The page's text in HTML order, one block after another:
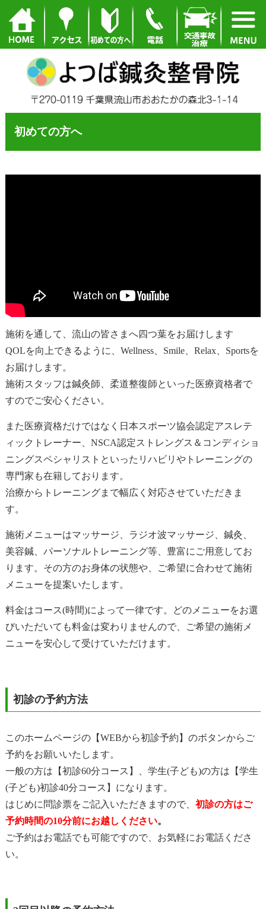
初めての方へ
施術を通して、流山の皆さまへ四つ葉をお届けします
QOLを向上できるように、Wellness、Smile、Relax、Sportsを
お届けします。
施術スタッフは鍼灸師、柔道整復師といった医療資格者で
すのでご安心ください。
また医療資格だけではなく日本スポーツ協会認定アスレテ
ィックトレーナー、NSCA認定ストレングス＆コンディショ
ニングスペシャリストといったリハビリやトレーニングの
専門家も在籍しております。
治療からトレーニングまで幅広く対応させていただきま
す。
施術メニューはマッサージ、ラジオ波マッサージ、鍼灸、
美容鍼、パーソナルトレーニング等、豊富にご用意してお
ります。その方のお身体の状態や、ご希望に合わせて施術
メニューを提案いたします。
料金はコース(時間)によって一律です。どのメニューをお選
びいただいても料金は変わりませんので、ご希望の施術メ
ニューを安心して受けていただけます。
初診の予約方法
このホームページの【WEBから初診予約】のボタンからご
予約をお願いいたします。
一般の方は【初診60分コース】、学生(子ども)の方は【学生
(子ども)初診40分コース】になります。
はじめに問診票をご記入いただきますので、 初診の方はご
予約時間の10分前にお越しください。
ご予約はお電話でも可能ですので、お気軽にお電話くださ
い。